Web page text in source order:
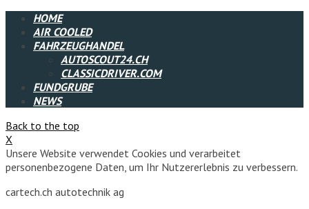
HOME
AIR COOLED
FAHRZEUGHANDEL
AUTOSCOUT24.CH
CLASSICDRIVER.COM
FUNDGRUBE
NEWS
Back to the top
X
Unsere Website verwendet Cookies und verarbeitet
personenbezogene Daten, um Ihr Nutzererlebnis zu verbessern.
cartech.ch autotechnik ag